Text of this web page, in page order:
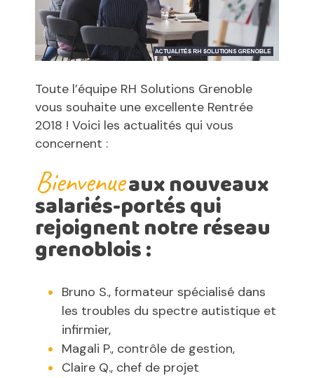
Toute l’équipe RH Solutions Grenoble
vous souhaite une excellente Rentrée
2018 ! Voici les actualités qui vous
concernent :
Bienvenueaux nouveaux
salariés-portés qui
rejoignent notre réseau
grenoblois :
Bruno S., formateur spécialisé dans
les troubles du spectre autistique et
infirmier,
Magali P., contrôle de gestion,
Claire Q., chef de projet